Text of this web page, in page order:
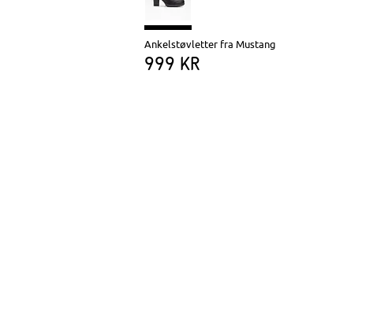
Ankelstøvletter fra Mustang
999 kr